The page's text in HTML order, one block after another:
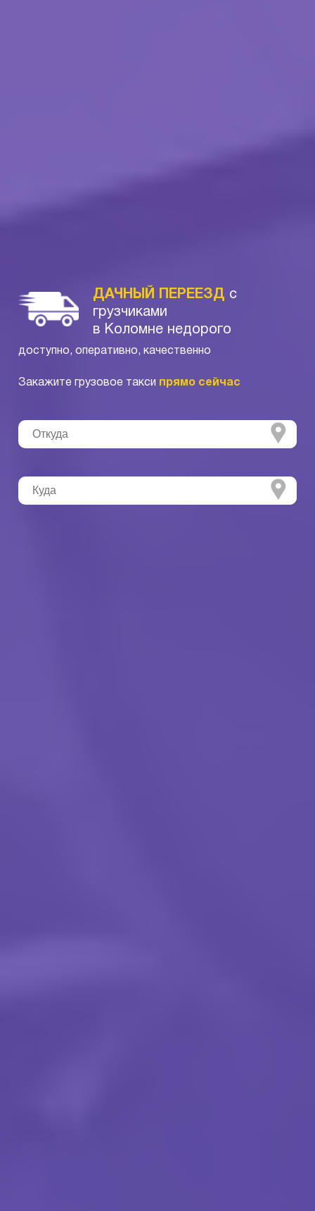
ДАЧНЫЙ ПЕРЕЕЗД с
грузчиками
в Коломне недорого
доступно, оперативно, качественно
Закажите грузовое такси прямо сейчас